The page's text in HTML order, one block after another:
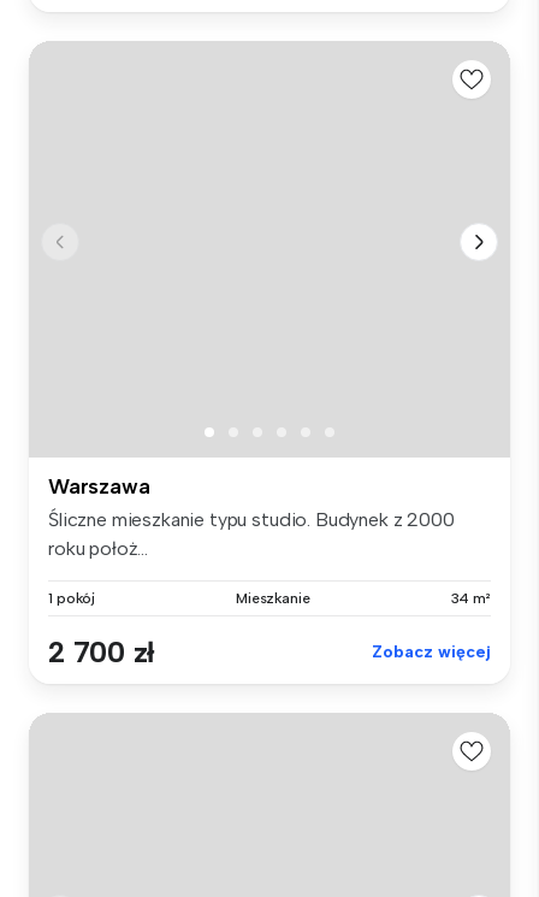
Warszawa
Śliczne mieszkanie typu studio. Budynek z 2000
roku położ...
1 pokój Mieszkanie 34 m²
2 700 zł Zobacz więcej